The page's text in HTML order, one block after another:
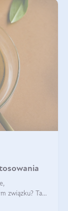
związku? Tak